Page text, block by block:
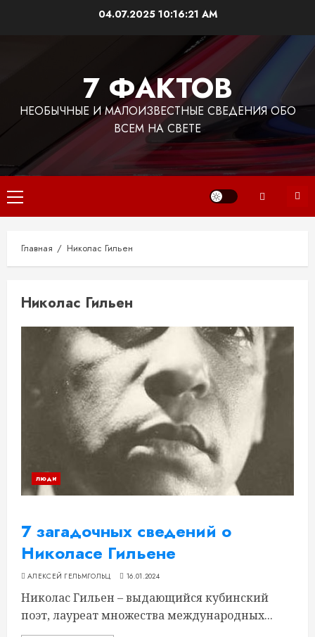
04.07.2025 10:16:21 AM
7 ФАКТОВ
НЕОБЫЧНЫЕ И МАЛОИЗВЕСТНЫЕ СВЕДЕНИЯ ОБО
ВСЕМ НА СВЕТЕ
Основное
меню
Главная Николас Гильен
Николас Гильен
люди
7 загадочных сведений о
Николасе Гильене
АЛЕКСЕЙ ГЕЛЬМГОЛЬЦ 16.01.2024
Николас Гильен – выдающийся кубинский
поэт, лауреат множества международных...